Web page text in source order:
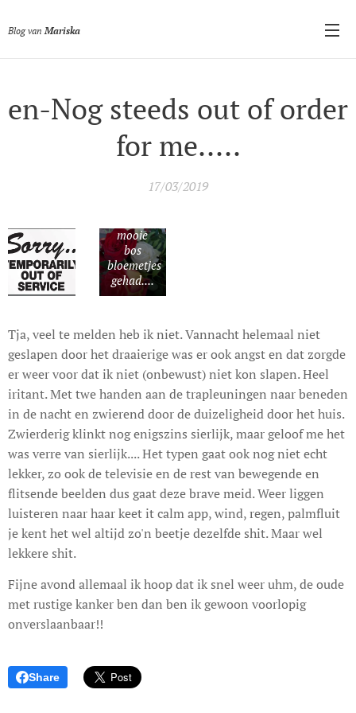
Blog van Mariska
en-Nog steeds out of order
for me.....
17/03/2019
mooie
bos
bloemetjes
gehad....
Tja, veel te melden heb ik niet. Vannacht helemaal niet
geslapen door het draaierige was er ook angst en dat zorgde
er weer voor dat ik niet (onbewust) niet kon slapen. Heel
iritant. Met twe handen aan de trapleuningen naar beneden
in de nacht en zwierend door de duizeligheid door het huis.
Zwierderig klinkt nog enigszins sierlijk, maar geloof me het
was verre van sierlijk.... Het typen gaat ook nog niet echt
lekker, zo ook de televisie en de rest van bewegende en
flitsende beelden dus gaat deze brave meid. Weer liggen
luisteren naar haar keet it calm app, wind, regen, palmfluit
je kent het wel altijd zo'n beetje dezelfde shit. Maar wel
lekkere shit.
Fijne avond allemaal ik hoop dat ik snel weer uhm, de oude
met rustige kanker ben dan ben ik gewoon voorlopig
onverslaanbaar!!
Share